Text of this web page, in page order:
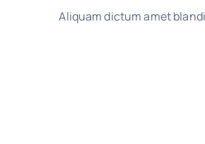
Aliquam dictum amet